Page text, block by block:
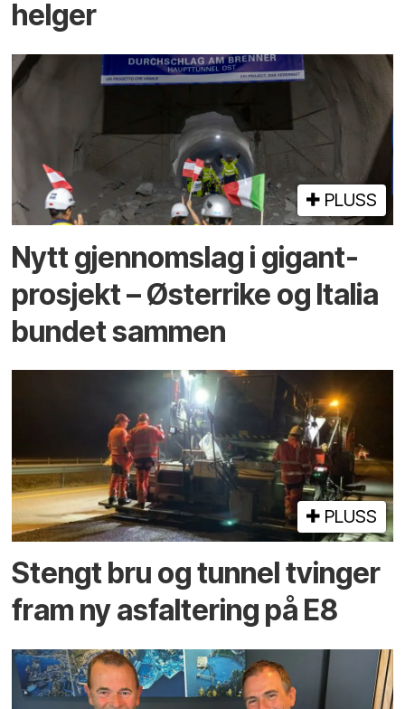
helger
PLUSS
Nytt gjennomslag i gigant­
prosjekt – Østerrike og Italia
bundet sammen
PLUSS
Stengt bru og tunnel tvinger
fram ny asfaltering på E8